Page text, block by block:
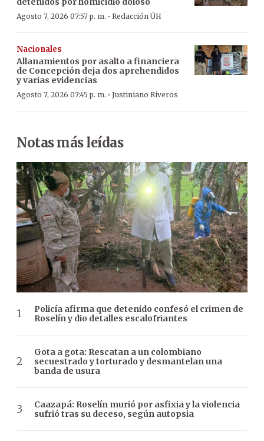
Agosto 7, 2026 07:57 p. m. · Redacción ÚH
Nacionales
Allanamientos por asalto a financiera
de Concepción deja dos aprehendidos
y varias evidencias
Agosto 7, 2026 07:45 p. m. · Justiniano Riveros
Notas más leídas
Policía afirma que detenido confesó el crimen de
Roselín y dio detalles escalofriantes
Gota a gota: Rescatan a un colombiano
secuestrado y torturado y desmantelan una
banda de usura
Caazapá: Roselín murió por asfixia y la violencia
sufrió tras su deceso, según autopsia